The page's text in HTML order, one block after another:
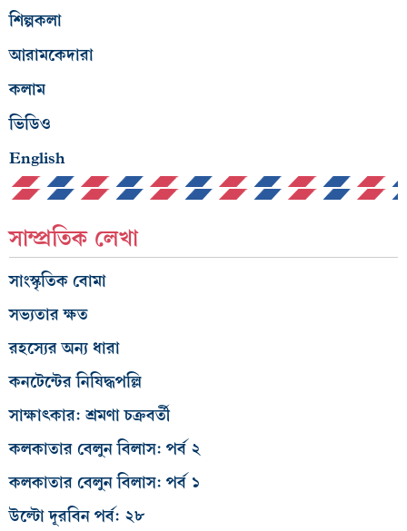
শিল্পকলা
আরামকেদারা
কলাম
ভিডিও
English
সাম্প্রতিক লেখা
সাংস্কৃতিক বোমা
সভ্যতার ক্ষত
রহস্যের অন্য ধারা
কনটেন্টের নিষিদ্ধপল্লি
সাক্ষাৎকার: শ্রমণা চক্রবর্তী
কলকাতার বেলুন বিলাস: পর্ব ২
কলকাতার বেলুন বিলাস: পর্ব ১
উল্টো দূরবিন পর্ব: ২৮